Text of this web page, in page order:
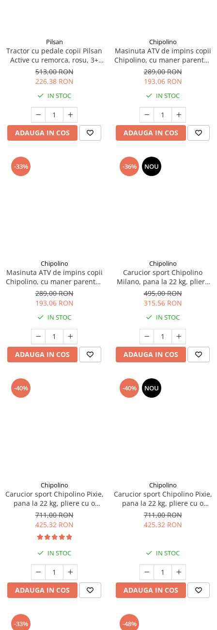
Insecte si paianjeni
Lumea preistorica
Ocean si gheata
Reptile si amfibieni
Viata la ferma
Bancuri de lucru cu unelte
Constructii, cuburi, forme si culori
Corturi de joaca
Jucarii de rol
Jucarii pentru baie
Pilsan
Tractor cu pedale copii Pilsan
Active cu remorca, rosu, 3+
ani
513,00 RON
226,38 RON
IN STOC
ADAUGA IN COS
Chipolino
Masinuta ATV de impins copii
Chipolino, cu maner parental,
roz, 3+ ani
289,00 RON
193,06 RON
IN STOC
ADAUGA IN COS
-33%
Chipolino
Masinuta ATV de impins copii
Chipolino, cu maner parental,
verde, 3+ ani
289,00 RON
193,06 RON
IN STOC
ADAUGA IN COS
-36% NOU
Chipolino
Carucior sport Chipolino
Milano, pana la 22 kg, pliere
cu o singura mana, tip
umbrela, ultra-usor 5.6 kg -
495,00 RON
315,56 RON
IN STOC
ADAUGA IN COS
-40%
Chipolino
Carucior sport Chipolino Pixie,
pana la 22 kg, pliere cu o
singura mana, cu maner de
transport, Tiramisu
711,00 RON
425,32 RON
IN STOC
ADAUGA IN COS
-40% NOU
Chipolino
Carucior sport Chipolino Pixie,
pana la 22 kg, pliere cu o
singura mana, cu maner de
transport, Pink marshmallow
711,00 RON
425,32 RON
IN STOC
ADAUGA IN COS
-33% -48%